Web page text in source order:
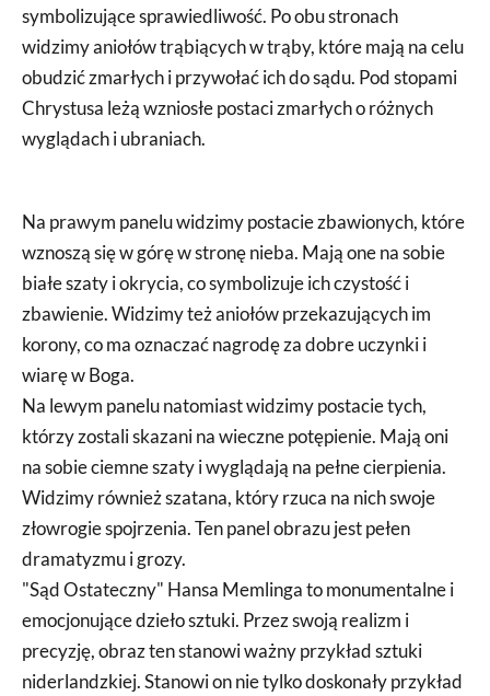
symbolizujące sprawiedliwość. Po obu stronach
widzimy aniołów trąbiących w trąby, które mają na celu
obudzić zmarłych i przywołać ich do sądu. Pod stopami
Chrystusa leżą wzniosłe postaci zmarłych o różnych
wyglądach i ubraniach.
Na prawym panelu widzimy postacie zbawionych, które
wznoszą się w górę w stronę nieba. Mają one na sobie
białe szaty i okrycia, co symbolizuje ich czystość i
zbawienie. Widzimy też aniołów przekazujących im
korony, co ma oznaczać nagrodę za dobre uczynki i
wiarę w Boga.
Na lewym panelu natomiast widzimy postacie tych,
którzy zostali skazani na wieczne potępienie. Mają oni
na sobie ciemne szaty i wyglądają na pełne cierpienia.
Widzimy również szatana, który rzuca na nich swoje
złowrogie spojrzenia. Ten panel obrazu jest pełen
dramatyzmu i grozy.
"Sąd Ostateczny" Hansa Memlinga to monumentalne i
emocjonujące dzieło sztuki. Przez swoją realizm i
precyzję, obraz ten stanowi ważny przykład sztuki
niderlandzkiej. Stanowi on nie tylko doskonały przykład